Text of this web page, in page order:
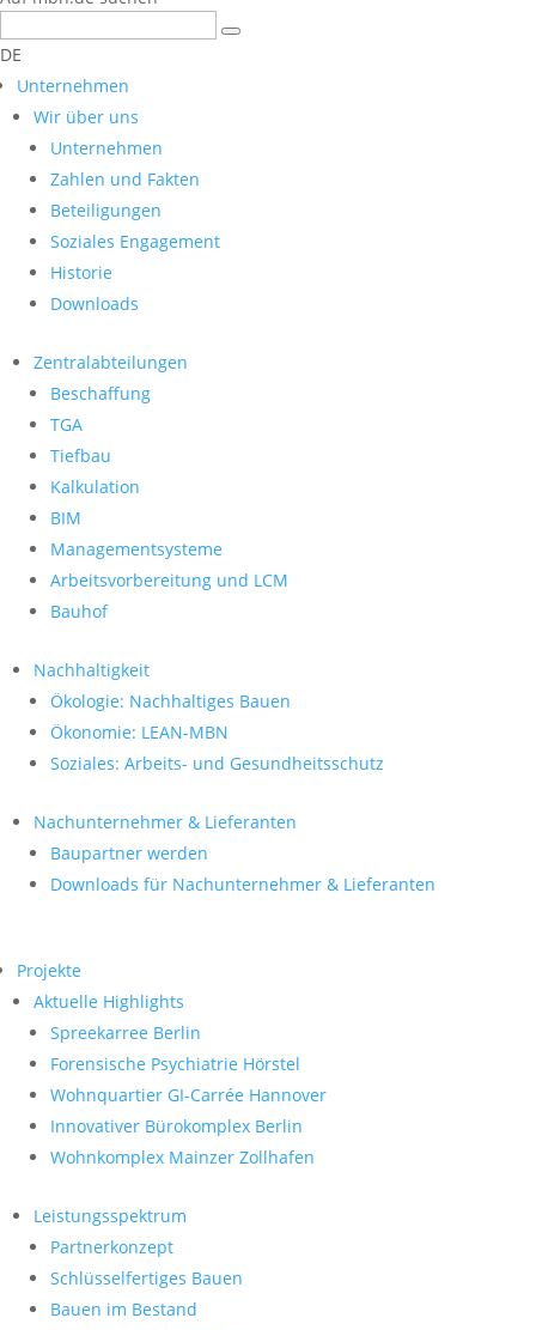
DE
Unternehmen
Wir über uns
Unternehmen
Zahlen und Fakten
Beteiligungen
Soziales Engagement
Historie
Downloads
Zentralabteilungen
Beschaffung
TGA
Tiefbau
Kalkulation
BIM
Managementsysteme
Arbeitsvorbereitung und LCM
Bauhof
Nachhaltigkeit
Ökologie: Nachhaltiges Bauen
Ökonomie: LEAN-MBN
Soziales: Arbeits- und Gesundheitsschutz
Nachunternehmer & Lieferanten
Baupartner werden
Downloads für Nachunternehmer & Lieferanten
Projekte
Aktuelle Highlights
Spreekarree Berlin
Forensische Psychiatrie Hörstel
Wohnquartier GI-Carrée Hannover
Innovativer Bürokomplex Berlin
Wohnkomplex Mainzer Zollhafen
Leistungsspektrum
Partnerkonzept
Schlüsselfertiges Bauen
Bauen im Bestand